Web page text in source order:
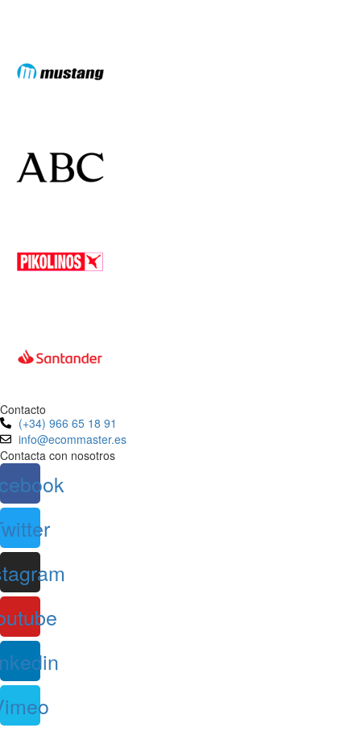
Contacto
(+34) 966 65 18 91
info@ecommaster.es
Contacta con nosotros